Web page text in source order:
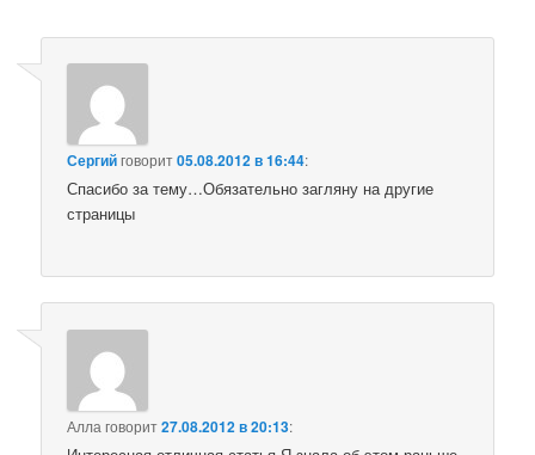
Сергийговорит05.08.2012 в 16:44:
Спасибо за тему…Обязательно загляну на другие
страницы
Алла говорит27.08.2012 в 20:13: